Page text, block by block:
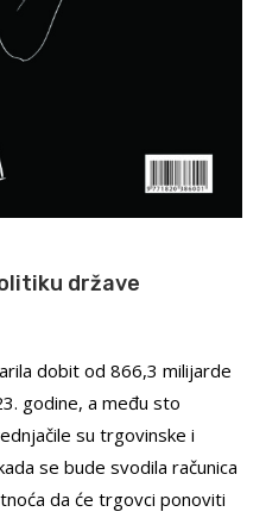
države
dobit od 866,3 milijarde
godine, a među sto
su trgovinske i
se bude svodila računica
da će trgovci ponoviti